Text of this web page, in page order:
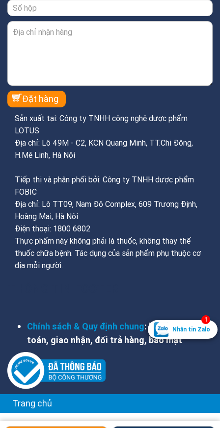
Sản xuất tại: Công ty TNHH công nghệ dược phẩm
LOTUS
Địa chỉ: Lô 49M - C2, KCN Quang Minh, TT.Chi Đông,
H.Mê Linh, Hà Nội
Tiếp thị và phân phối bởi: Công ty TNHH dược phẩm
FOBIC
Địa chỉ: Lô TT09, Nam Đô Complex, 609 Trương Định,
Hoàng Mai, Hà Nội
Điện thoại: 1800 6802
Thực phẩm này không phải là thuốc, không thay thế
thuốc chữa bệnh. Tác dụng của sản phẩm phụ thuộc cơ
địa mỗi người.
Chính sách & Quy định chung: hỗ trợ, thanh
toán, giao nhận, đổi trả hàng, bảo mật
Trang chủ
Nhắn tin Zalo
1